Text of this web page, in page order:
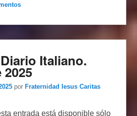
Italiano.
por Fraternidad Iesus Caritas
entrada está disponible sólo